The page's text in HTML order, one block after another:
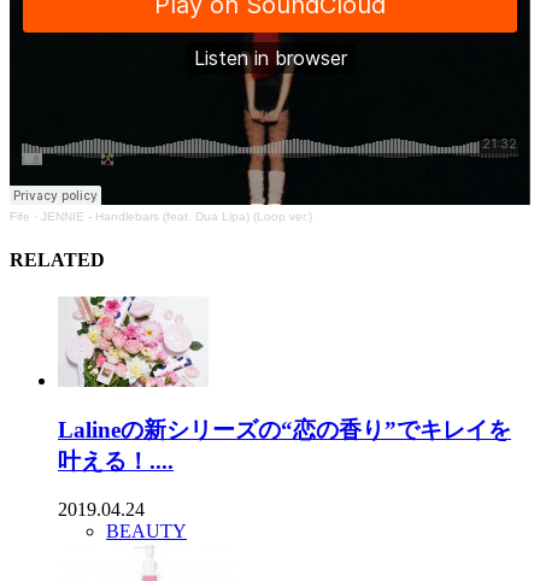
Fife · JENNIE - Handlebars (feat. Dua Lipa) (Loop ver.)
RELATED
Lalineの新シリーズの“恋の香り”でキレイを
叶える！....
2019.04.24
BEAUTY